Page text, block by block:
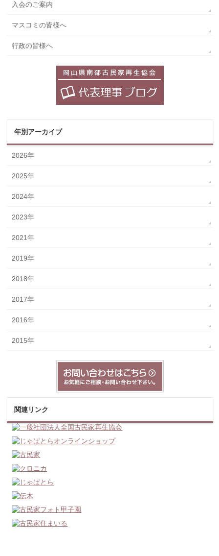
入会のご案内
マスコミの皆様へ
行政の皆様へ
年別アーカイブ
2026年
2025年
2024年
2023年
2021年
2019年
2018年
2017年
2016年
2015年
関連リンク